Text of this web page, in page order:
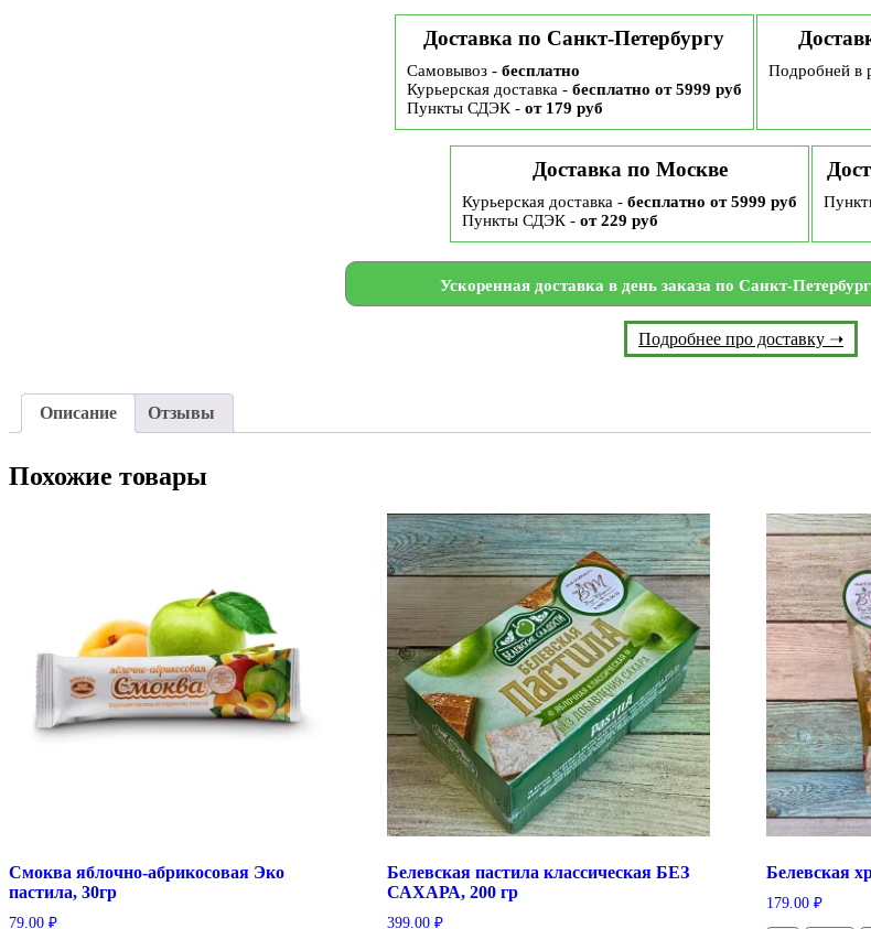
Доставка по Санкт-Петербургу
Самовывоз - бесплатно
Курьерская доставка - бесплатно от 5999 руб
Пункты СДЭК - от 179 руб
Подробней в
Доставка по Москве
Курьерская доставка - бесплатно от 5999 руб
Пункты СДЭК - от 229 руб
Ускоренная доставка в день заказа по Санкт-
Подробнее про доставку ➝
Описание Отзывы
Похожие товары
Смоква яблочно-абрикосовая Эко
пастила, 30гр
79.00 ₽
Белевская пастила классическая БЕЗ
САХАРА, 200 гр
399.00₽
Белевская
179.00 ₽